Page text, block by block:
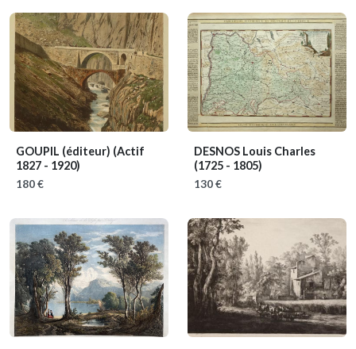
GOUPIL (éditeur) (Actif
1827 - 1920)
180 €
DESNOS Louis Charles
(1725 - 1805)
130 €